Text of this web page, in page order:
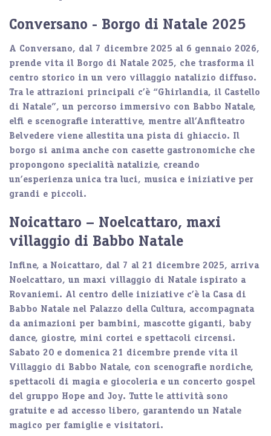
Conversano - Borgo di Natale 2025
A Conversano, dal 7 dicembre 2025 al 6 gennaio 2026,
prende vita il Borgo di Natale 2025, che trasforma il
centro storico in un vero villaggio natalizio diffuso.
Tra le attrazioni principali c’è “Ghirlandia, il Castello
di Natale”, un percorso immersivo con Babbo Natale,
elfi e scenografie interattive, mentre all’Anfiteatro
Belvedere viene allestita una pista di ghiaccio. Il
borgo si anima anche con casette gastronomiche che
propongono specialità natalizie, creando
un’esperienza unica tra luci, musica e iniziative per
grandi e piccoli.
Noicattaro – Noelcattaro, maxi
villaggio di Babbo Natale
Infine, a Noicattaro, dal 7 al 21 dicembre 2025, arriva
Noelcattaro, un maxi villaggio di Natale ispirato a
Rovaniemi. Al centro delle iniziative c’è la Casa di
Babbo Natale nel Palazzo della Cultura, accompagnata
da animazioni per bambini, mascotte giganti, baby
dance, giostre, mini cortei e spettacoli circensi.
Sabato 20 e domenica 21 dicembre prende vita il
Villaggio di Babbo Natale, con scenografie nordiche,
spettacoli di magia e giocoleria e un concerto gospel
del gruppo Hope and Joy. Tutte le attività sono
gratuite e ad accesso libero, garantendo un Natale
magico per famiglie e visitatori.